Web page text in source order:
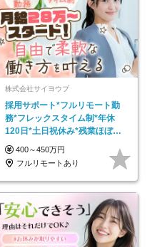
株式会社サイヨウブ
採用サポート*フルリモート勤
務*フレックスタイム制*年休
120日*土日祝休み*残業ほぼな
し*育児中社員8割以上
400～450万円
フルリモートあり